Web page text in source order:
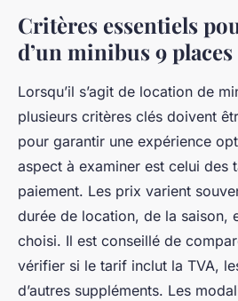
Critères essentiels
d’un minibus 9 places
Lorsqu’il s’agit de location de
plusieurs critères clés doivent
pour garantir une expérience
aspect à examiner est celui des
paiement. Les prix varient
durée de location, de la saison,
choisi. Il est conseillé de
vérifier si le tarif inclut la TVA,
d’autres suppléments. Les